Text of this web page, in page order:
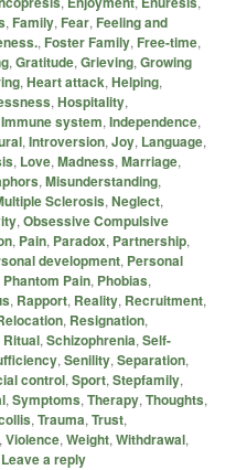
, Family, Fear, Feeling and
, Foster Family, Free-time,
,Gratitude,Grieving,Growing
,Heart attack,Helping,
,Hospitality,
Immune system,Independence,
,Introversion,Joy, Language,
, Love,Madness,Marriage,
,Misunderstanding,
Sclerosis,Neglect,
,Obsessive Compulsive
, Pain, Paradox, Partnership,
development, Personal
Phantom Pain, Phobias,
, Rapport, Reality, Recruitment,
, Resignation,
Ritual,Schizophrenia,Self-
,Senility,Separation,
control,Sport,Stepfamily,
,Symptoms,Therapy,Thoughts,
,Trauma,Trust,
,Violence,Weight,Withdrawal,
Leave a reply